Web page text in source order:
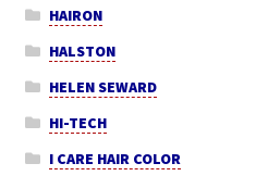
HAIRON
HALSTON
HELEN SEWARD
HI-TECH
I CARE HAIR COLOR